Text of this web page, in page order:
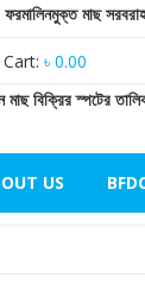
মাছ সরবরাহ
৳ 0.00
মাছ বিক্রির স্পটের
US